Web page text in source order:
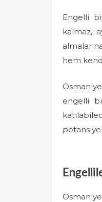
Engelli
kalmaz,
hem
engelli